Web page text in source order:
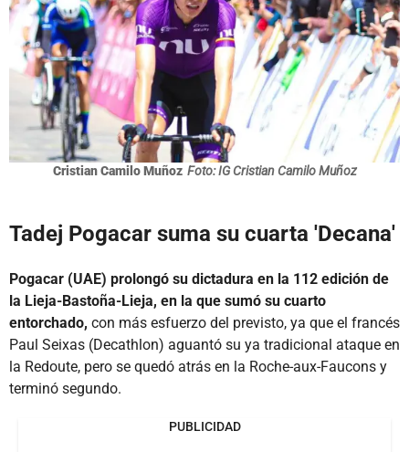
Cristian Camilo Muñoz Foto: IG Cristian Camilo Muñoz
Tadej Pogacar suma su cuarta 'Decana'
Pogacar (UAE) prolongó su dictadura en la 112 edición de
la Lieja-Bastoña-Lieja, en la que sumó su cuarto
entorchado, con más esfuerzo del previsto, ya que el francés
Paul Seixas (Decathlon) aguantó su ya tradicional ataque en
la Redoute, pero se quedó atrás en la Roche-aux-Faucons y
terminó segundo.
PUBLICIDAD